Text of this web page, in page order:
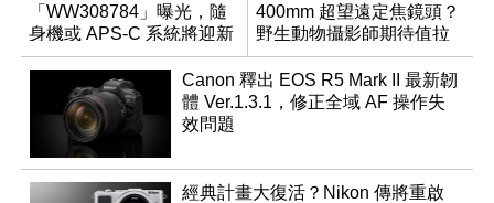
「WW308784」曝光，隨
身機或 APS-C 系統將迎新
成員？
400mm 超望遠定焦鏡頭？
野生動物攝影師期待值拉
滿
Canon 釋出 EOS R5 Mark II 最新韌
體 Ver.1.3.1，修正全域 AF 操作失
效問題
經典計畫大復活？Nikon 傳將重啟